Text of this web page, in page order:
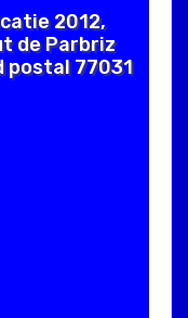
2012,
de Parbriz
postal 77031